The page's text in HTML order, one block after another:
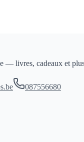
— livres, cadeaux et
087556680